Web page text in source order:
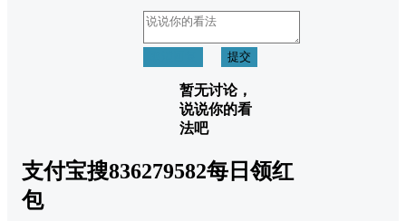
提交
暂无讨论，
说说你的看
法吧
支付宝搜836279582每日领红
包